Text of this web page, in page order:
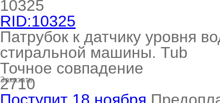
RID:10325
Патрубок к датчику уровня
стиральной машины. Tub
Точное совпадение
Заказать
2710